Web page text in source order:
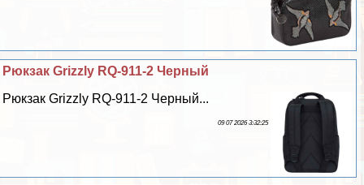
Рюкзак Grizzly RQ-911-2 Черный
Рюкзак Grizzly RQ-911-2 Черный...
09 07 2026 3:32:25